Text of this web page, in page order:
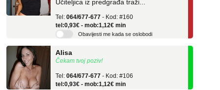
064/677-677
- Kod: #160
tel:0,93€ - mob:1,12€ min
Obavijesti me kada se oslobodi
Čekam tvoj poziv!
tel:0,93€ - mob:1,12€ min